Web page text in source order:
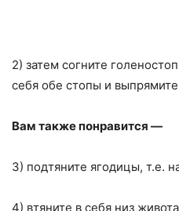
2) затем согните
себя обе стопы и
Вам также понравится —
3) подтяните ягодицы, т.е.
4) втяните в себя низ